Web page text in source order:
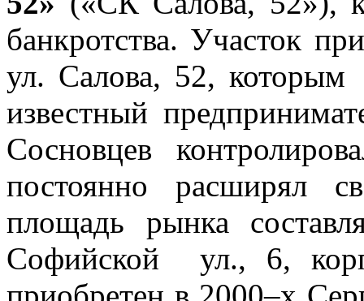
банкротства. Участок
ул. Салова, 52, которым
известный
Сосновцев
постоянно расширял
площадь рынка
Софийской ул., 6,